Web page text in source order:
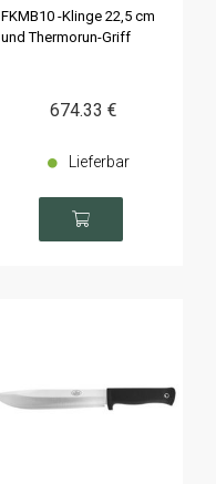
FKMB10 -Klinge 22,5 cm
und Thermorun-Griff
674.33 €
Lieferbar